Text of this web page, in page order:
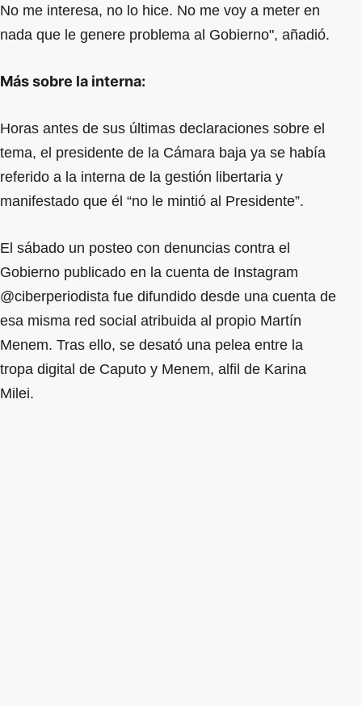
No me interesa, no lo hice. No me voy a meter en
nada que le genere problema al Gobierno", añadió.
Más sobre la interna:
Horas antes de sus últimas declaraciones sobre el
tema, el presidente de la Cámara baja ya se había
referido a la interna de la gestión libertaria y
manifestado que él “no le mintió al Presidente”.
El sábado un posteo con denuncias contra el
Gobierno publicado en la cuenta de Instagram
@ciberperiodista fue difundido desde una cuenta de
esa misma red social atribuida al propio Martín
Menem. Tras ello, se desató una pelea entre la
tropa digital de Caputo y Menem, alfil de Karina
Milei.